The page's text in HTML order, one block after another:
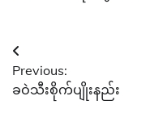
Post
navigation
Previous:
ခဝဲသီးစိုက်ပျိုးနည်း